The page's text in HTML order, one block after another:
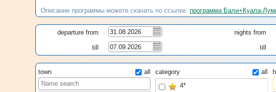
Описание программы можете скачать по ссылке: программа Бали+Куала-
departure from nights from
till till
town all category
all
4*